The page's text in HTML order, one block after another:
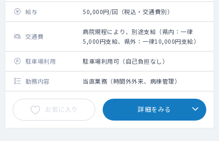
給与 50,000円/回（税込・交通費別）
交通費
病院規程により、別途支給（県内：一律
5,000円支給、県外：一律10,000円支給）
駐車場利用 駐車場利用可（自己負担なし）
勤務内容 当直業務（時間外外来、病棟管理）
お気に入り 詳細をみる